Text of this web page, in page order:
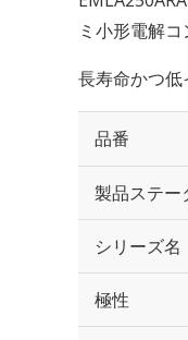
ミ小形電解コ
長寿命かつ
品番
製品ステー
シリーズ名
極性